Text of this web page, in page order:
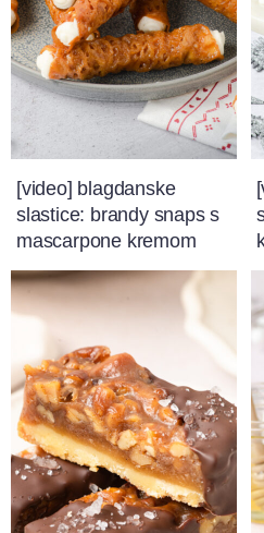
[video] blagdanske
slastice: brandy snaps s
mascarpone kremom